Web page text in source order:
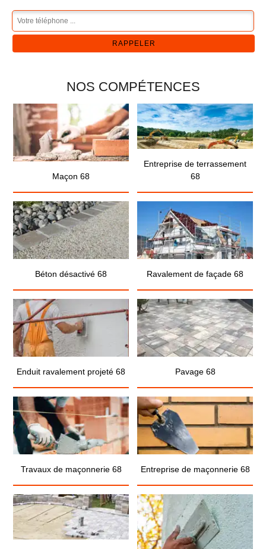
NOS COMPÉTENCES
Maçon 68
Entreprise de terrassement
68
Béton désactivé 68 Ravalement de façade 68
Enduit ravalement projeté 68 Pavage 68
Travaux de maçonnerie 68 Entreprise de maçonnerie 68